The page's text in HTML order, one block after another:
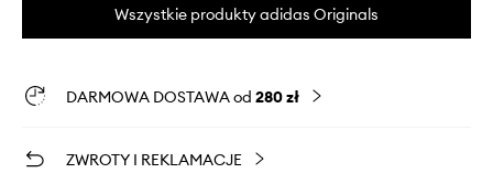
Wszystkie produkty adidas Originals
DARMOWA DOSTAWA od 280 zł
ZWROTY I REKLAMACJE